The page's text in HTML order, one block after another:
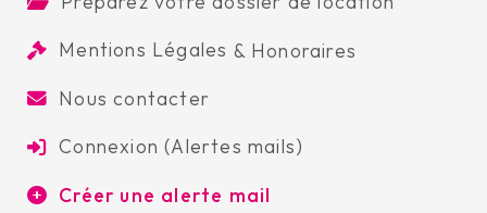
Mentions Légales & Honoraires
Nous contacter
Connexion (Alertes mails)
Créer une alerte mail